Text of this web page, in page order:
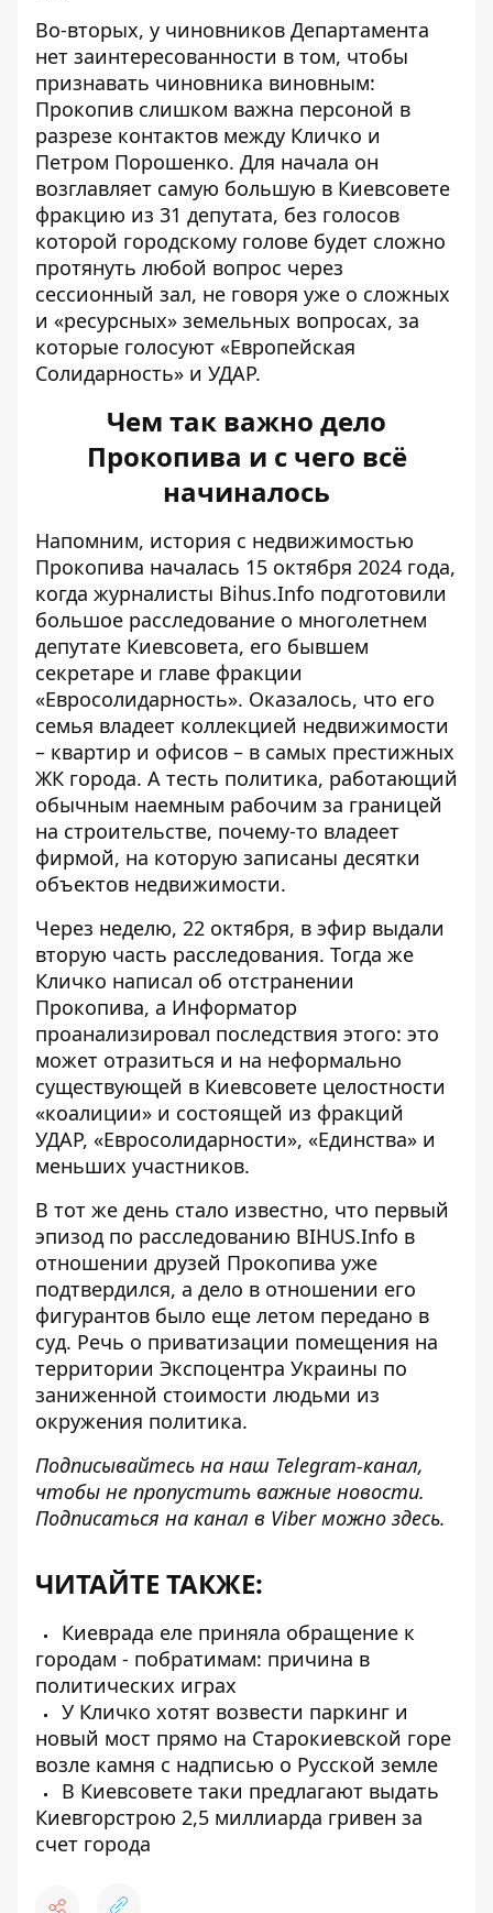
Во-вторых, у чиновников Департамента
нет заинтересованности в том, чтобы
признавать чиновника виновным:
Прокопив слишком важна персоной в
разрезе контактов между Кличко и
Петром Порошенко. Для начала он
возглавляет самую большую в Киевсовете
фракцию из 31 депутата, без голосов
которой городскому голове будет сложно
протянуть любой вопрос через
сессионный зал, не говоря уже о сложных
и «ресурсных» земельных вопросах, за
которые голосуют «Европейская
Солидарность» и УДАР.
Чем так важно дело
Прокопива и с чего всё
начиналось
Напомним, история с недвижимостью
Прокопива началась 15 октября 2024 года,
когда журналисты Bihus.Info подготовили
большое расследование о многолетнем
депутате Киевсовета, его бывшем
секретаре и главе фракции
«Евросолидарность». Оказалось, что его
семья владеет коллекцией недвижимости
– квартир и офисов – в самых престижных
ЖК города. А тесть политика, работающий
обычным наемным рабочим за границей
на строительстве, почему-то владеет
фирмой, на которую записаны десятки
объектов недвижимости.
Через неделю, 22 октября, в эфир выдали
вторую часть расследования. Тогда же
Кличко написал об отстранении
Прокопива, а Информатор
проанализировал последствия этого: это
может отразиться и на неформально
существующей в Киевсовете целостности
«коалиции» и состоящей из фракций
УДАР, «Евросолидарности», «Единства» и
меньших участников.
В тот же день стало известно, что первый
эпизод по расследованию BIHUS.Info в
отношении друзей Прокопива уже
подтвердился, а дело в отношении его
фигурантов было еще летом передано в
суд. Речь о приватизации помещения на
территории Экспоцентра Украины по
заниженной стоимости людьми из
окружения политика.
Подписывайтесь на наш Telegram-канал,
чтобы не пропустить важные новости.
Подписаться на канал в Viber можно здесь.
ЧИТАЙТЕ ТАКЖЕ:
Киеврада еле приняла обращение к
городам - побратимам: причина в
политических играх
У Кличко хотят возвести паркинг и
новый мост прямо на Старокиевской горе
возле камня с надписью о Русской земле
В Киевсовете таки предлагают выдать
Киевгорстрою 2,5 миллиарда гривен за
счет города